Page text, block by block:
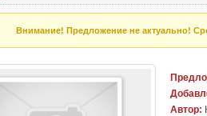
Внимание! Предложение не актуально!
Автор: